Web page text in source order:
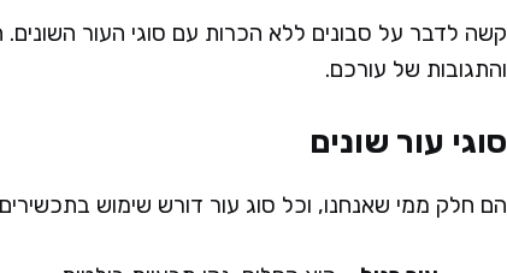
קשה לדבר על סבונים ללא הכרות עם סוגי העור
והתגובות של עורכם.
סוגי עור שונים
הם חלק ממי שאנחנו, וכל סוג עור דורש שימוש